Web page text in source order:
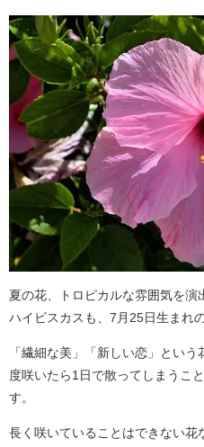
夏の花、トロピカルな雰囲気を演
ハイビスカスも、7月25日生まれ
「繊細な美」「新しい恋」とい
度咲いたら1日で散ってしまうこ
す。
長く咲いていることはできない